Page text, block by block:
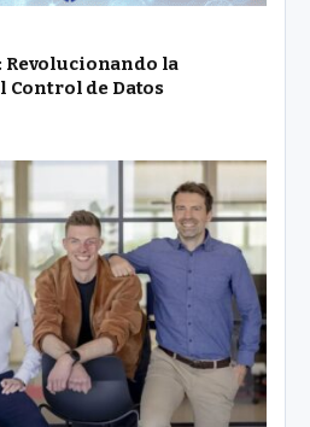
Revolucionando la
Control de Datos